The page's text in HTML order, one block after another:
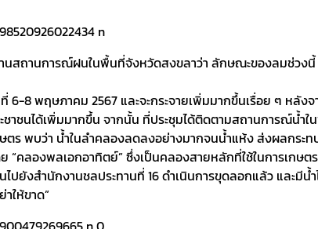
สถานการณ์ฝนในพื้นที่จังหวัดสงขลาว่า ลักษณะของลมช่วงนี้
8 พฤษภาคม 2567 และจะกระจายเพิ่มมากขึ้นเรื่อย ๆ หลั
าชนได้เพิ่มมากขึ้น จากนั้น ที่ประชุมได้ติดตามสถานการณ์น้
ร พบว่า น้ำในลำคลองลดลงอย่างมากจนน้ำแห้ง ส่งผลกระ
“คลองพลเอกอาทิตย์” ซึ่งเป็นคลองสายหลักที่ใช้ในการเก
ไปยังสำนักงานชลประทานที่ 16 ดำเนินการขุดลอกแล้ว และ
ให้ขาด”